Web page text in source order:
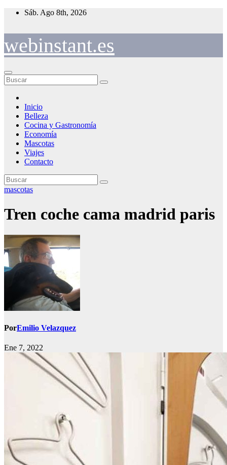
Saltar
Sáb. Ago 8th, 2026
webinstant.es
Inicio
Belleza
Cocina y Gastronomía
Economía
Mascotas
Viajes
Contacto
mascotas
Tren coche cama madrid paris
PorEmilio Velazquez
Ene 7, 2022